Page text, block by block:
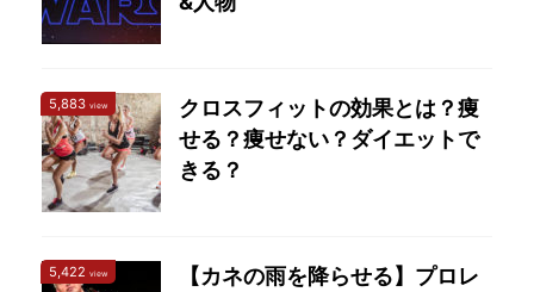
5,883 view
クロスフィットの効果とは？痩
せる？痩せない？ダイエットで
きる？
5,422 view
【カネの雨を降らせる】プロレ